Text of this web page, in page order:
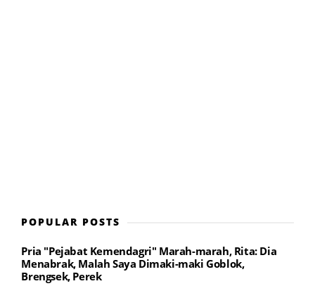
POPULAR POSTS
Pria "Pejabat Kemendagri" Marah-marah, Rita: Dia
Menabrak, Malah Saya Dimaki-maki Goblok,
Brengsek, Perek